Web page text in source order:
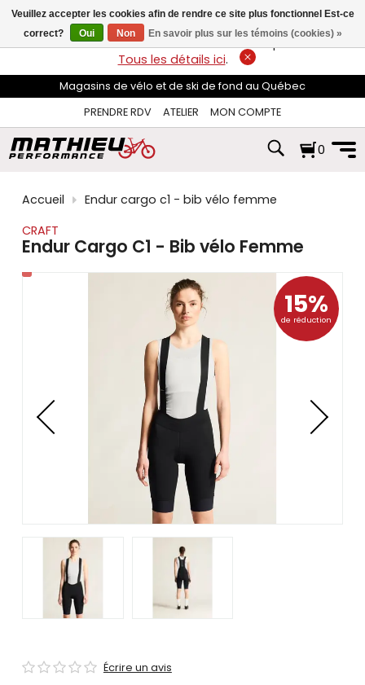
flèches
haut
et
pour
sélectionner
disponible.
Appuyez
pour
au
résultat
de
recherche
de
tels
LIVRAISON GRATUITEsur les commandes de plus de 74$*.
Tous les détails ici.
Magasins de vélo et de ski de fond au Québec
PRENDRE RDV
ATELIER MON COMPTE
0
Accueil
Endur cargo c1 - bib vélo femme
CRAFT
Endur Cargo C1 - Bib vélo Femme
15%
de réduction
Écrire un avis
Veuillez accepter les cookies afin de rendre ce site plus fonctionnel Est-ce
correct?
Oui Non En savoir plus sur les témoins (cookies) »